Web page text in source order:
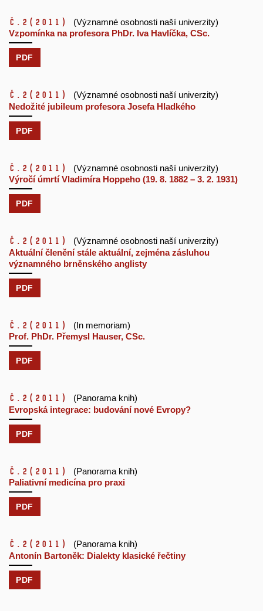
č.2 (2011)
(Významné osobnosti naší univerzity)
Vzpomínka na profesora PhDr. Iva Havlíčka, CSc.
PDF
č.2 (2011)
(Významné osobnosti naší univerzity)
Nedožité jubileum profesora Josefa Hladkého
PDF
č.2 (2011)
(Významné osobnosti naší univerzity)
Výročí úmrtí Vladimíra Hoppeho (19. 8. 1882 – 3. 2. 1931)
PDF
č.2 (2011)
(Významné osobnosti naší univerzity)
Aktuální členění stále aktuální, zejména zásluhou
významného brněnského anglisty
PDF
č.2 (2011)
(In memoriam)
Prof. PhDr. Přemysl Hauser, CSc.
PDF
č.2 (2011)
(Panorama knih)
Evropská integrace: budování nové Evropy?
PDF
č.2 (2011)
(Panorama knih)
Paliativní medicína pro praxi
PDF
č.2 (2011)
(Panorama knih)
Antonín Bartoněk: Dialekty klasické řečtiny
PDF